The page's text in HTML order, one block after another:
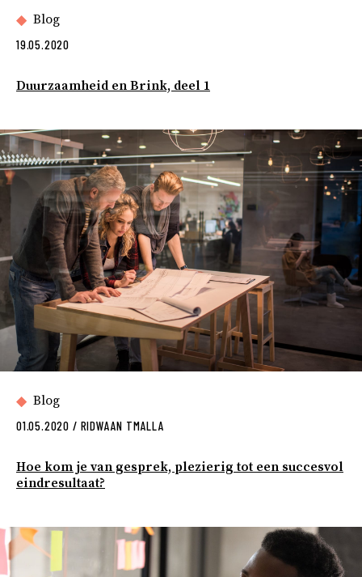
Blog
19.05.2020
Duurzaamheid en Brink, deel 1
Blog
01.05.2020 / RIDWAAN TMALLA
Hoe kom je van gesprek, plezierig tot een succesvol
eindresultaat?